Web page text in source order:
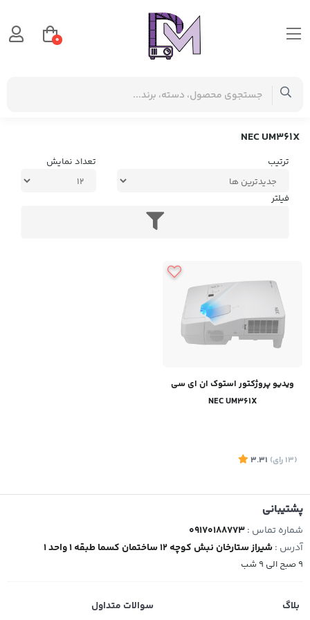
NEC UM361X
ترتیب تعداد نمایش
فیلتر
ویدیو پروژکتور استوک ان ای سی
NEC UM361X
(13 رای)
3.31
پشتیبانی
شماره تماس :09170188773
آدرس :شیراز ستارخان نبش کوچه 12 ساختمان کسما طبقه 1 واحد 1
9 صبح الی 9 شب
بلاگ سوالات متداول
0